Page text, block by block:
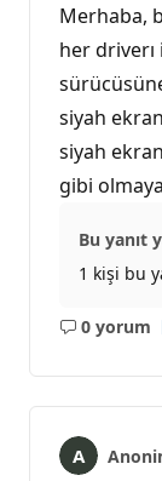
Merhaba,
her driverı
siyah
siyah
gibi
Bu yanıt
1 kişi bu
0 yorum